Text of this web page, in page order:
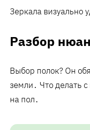
Зеркала визуально
Разбор
Выбор полок? Он
земли․ Что делать
на пол․